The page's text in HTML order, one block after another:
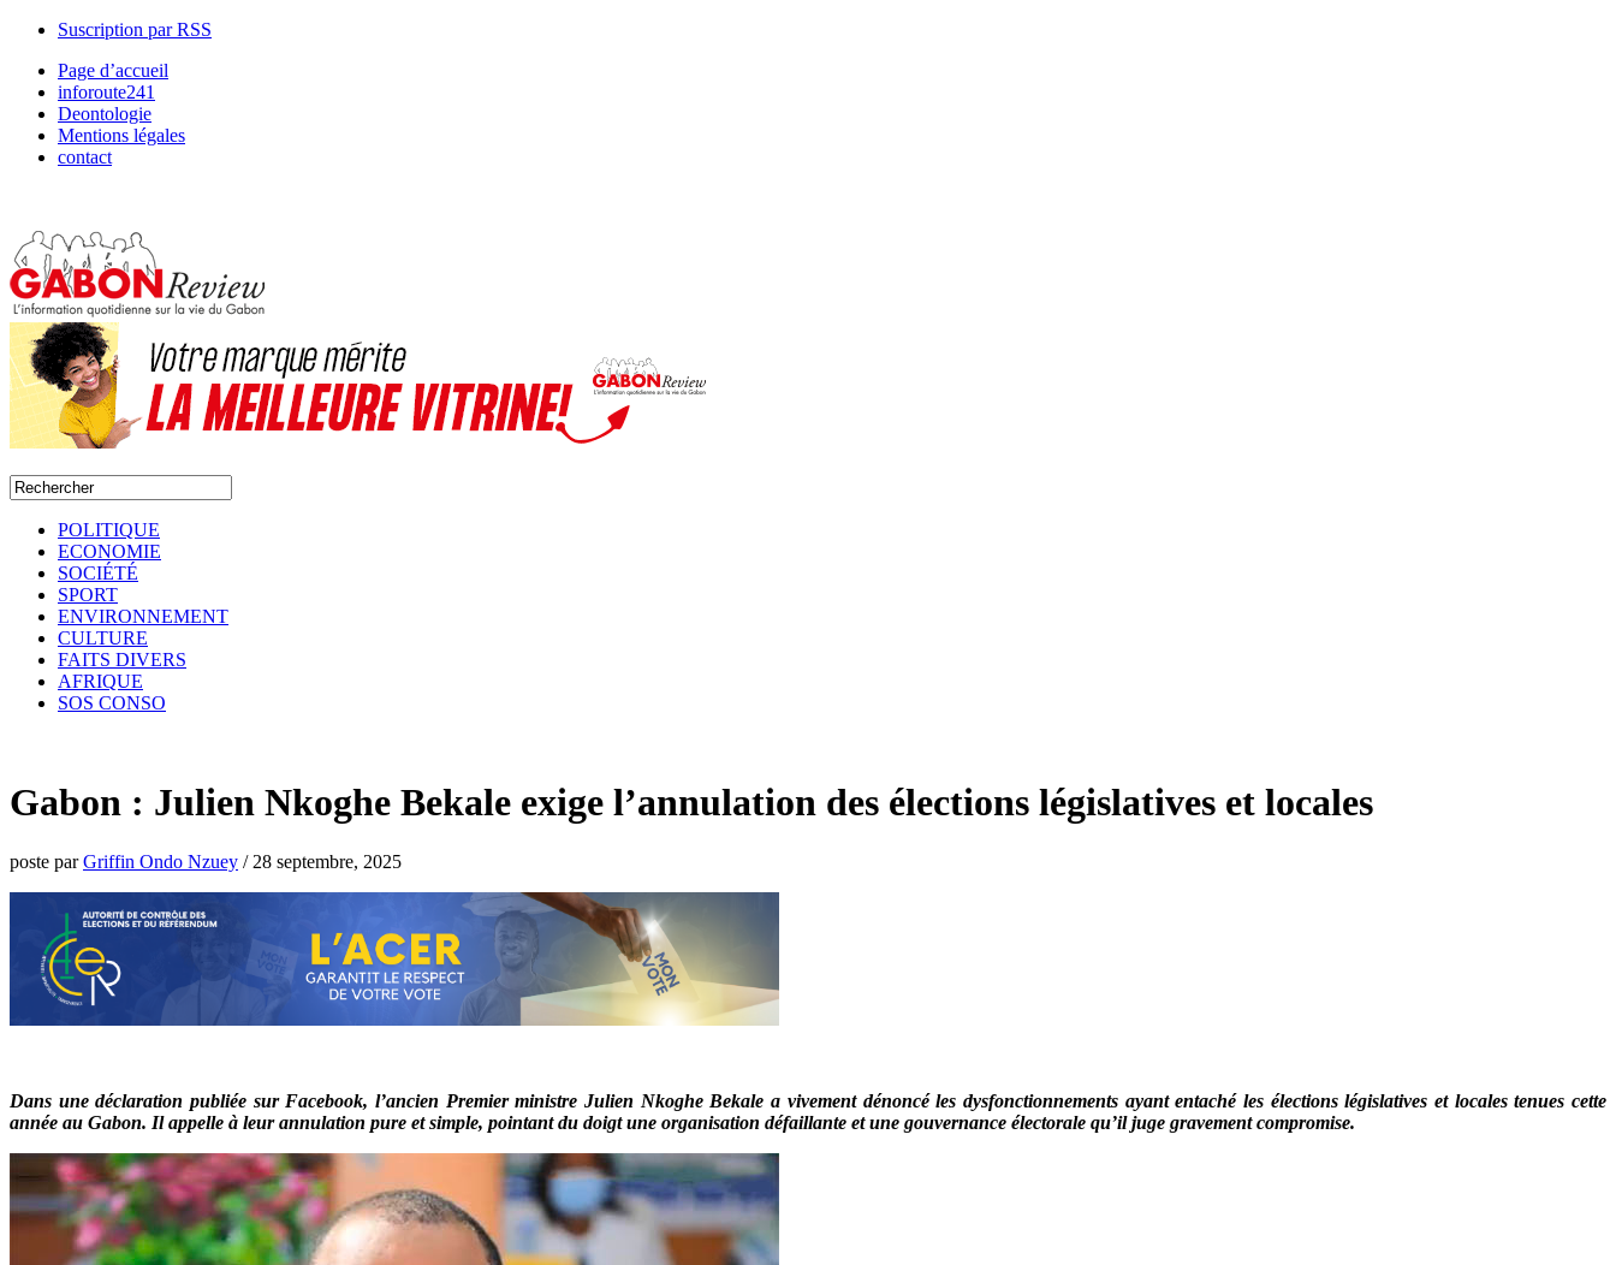
Suscription par RSS
Page d’accueil
inforoute241
Deontologie
Mentions légales
contact
POLITIQUE
ECONOMIE
SOCIÉTÉ
SPORT
ENVIRONNEMENT
CULTURE
FAITS DIVERS
AFRIQUE
SOS CONSO
Gabon : Julien Nkoghe Bekale exige l’annulation des élections législatives et locales
poste parGriffin Ondo Nzuey / 28 septembre, 2025
Dans une déclaration publiée sur Facebook, l’ancien Premier ministre Julien Nkoghe Bekale a vivement dénoncé les dysfonctionnements ayant entaché les élections législatives et locales tenues cette
année au Gabon. Il appelle à leur annulation pure et simple, pointant du doigt une organisation défaillante et une gouvernance électorale qu’il juge gravement compromise.